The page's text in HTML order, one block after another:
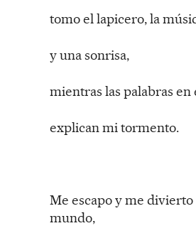
tomo el lapicero, la
y una sonrisa,
mientras las palabras en
explican mi tormento.
Me escapo y me
mundo,